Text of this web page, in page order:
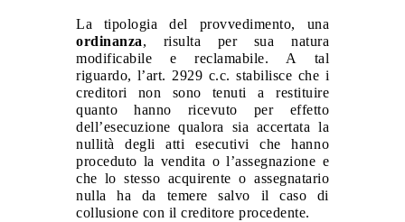
La tipologia del provvedimento, una
ordinanza, risulta per sua natura
modificabile e reclamabile. A tal
riguardo, l’art. 2929 c.c. stabilisce che i
creditori non sono tenuti a restituire
quanto hanno ricevuto per effetto
dell’esecuzione qualora sia accertata la
nullità degli atti esecutivi che hanno
proceduto la vendita o l’assegnazione e
che lo stesso acquirente o assegnatario
nulla ha da temere salvo il caso di
collusione con il creditore procedente.